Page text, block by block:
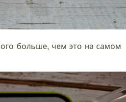
больше, чем это на самом